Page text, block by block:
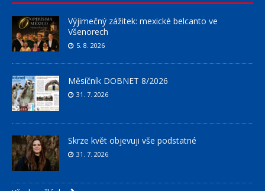
Výjimečný zážitek: mexické belcanto ve
Všenorech
5. 8. 2026
Měsíčník DOBNET 8/2026
31. 7. 2026
Skrze květ objevuji vše podstatné
31. 7. 2026